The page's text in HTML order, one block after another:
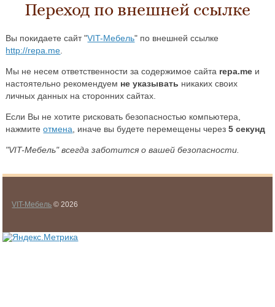
Переход по внешней ссылке
Вы покидаете сайт "VIT-Мебель" по внешней ссылке
http://repa.me
Мы не несем ответственности за содержимое сайта repa.me и
настоятельно рекомендуем не указывать никаких своих
личных данных на сторонних сайтах.
Если Вы не хотите рисковать безопасностью компьютера,
нажмитеотмена , иначе вы будете перемещены через5 секунд
"VIT-Мебель" всегда заботится о вашей безопасности.
VIT-Мебель © 2026